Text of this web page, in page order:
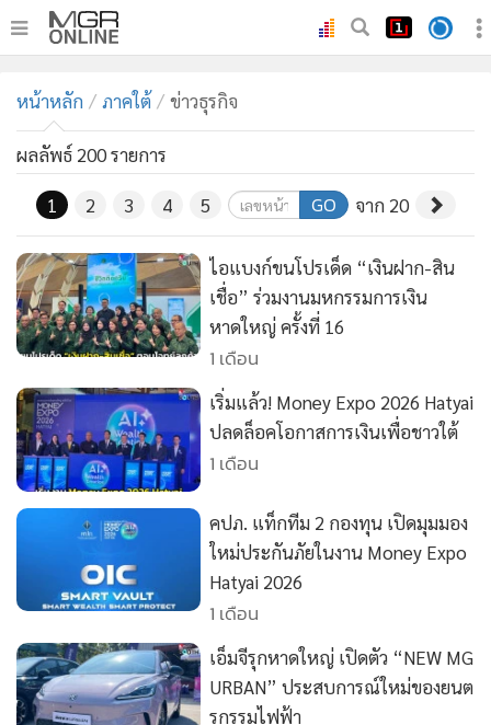
ทันเหตุการณ์
• ภาคใต้
ภูมิภาค
Online Section
• บันเทิง
• ผู้จัดการรายวัน
• คอลัมนิสต์
• ละคร
• CbizReview
• Cyber BIZ
• ผู้จัดกวน
• Good health & Well-being
•
Green Innovation & SD
Management & HR
MGR Live
• การเมือง
• ท่องเที่ยว
หน้าหลัก ภาคใต้ ข่าวธุรกิจ
ผลลัพธ์ 200 รายการ
1 2 3 4 5 GO จาก 20
ไอแบงก์ขนโปรเด็ด “เงินฝาก-สิน
เชื่อ” ร่วมงานมหกรรมการเงิน
หาดใหญ่ ครั้งที่ 16
1 เดือน
เริ่มแล้ว! Money Expo 2026 Hatyai
ปลดล็อคโอกาสการเงินเพื่อชาวใต้
1 เดือน
คปภ. แท็กทีม 2 กองทุน เปิดมุมมอง
ใหม่ประกันภัยในงาน Money Expo
Hatyai 2026
1 เดือน
เอ็มจีรุกหาดใหญ่ เปิดตัว “NEW MG
URBAN” ประสบการณ์ใหม่ของยนต
รกรรมไฟฟ้า